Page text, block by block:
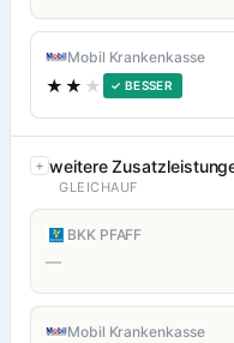
Mobil Krankenkasse
★★ ★ ✓ BESSER
weitere
GLEICHAUF
BKK PFAFF
—
Mobil Krankenkasse